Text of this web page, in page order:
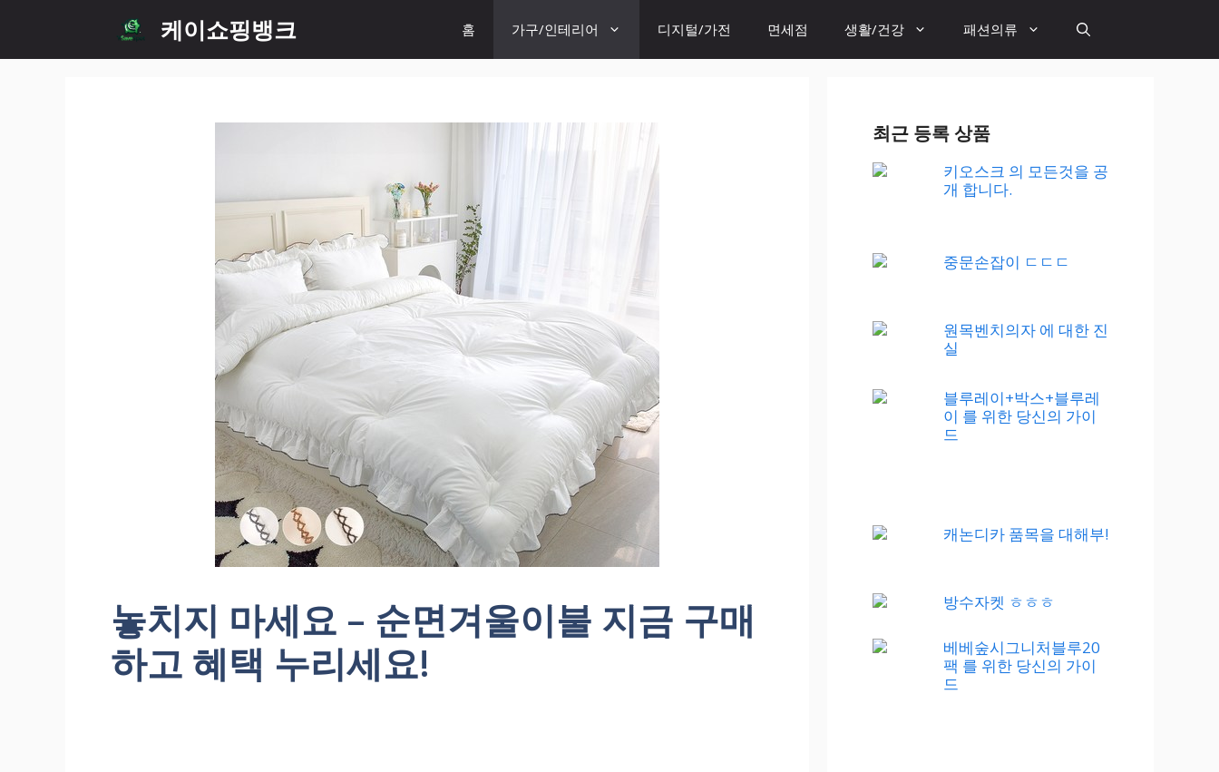
content
케이쇼핑뱅크 홈 가구/인테리어 디지털/가전 면세점 생활/건강 패션의류
놓치지 마세요 – 순면겨울이불 지금 구매
하고 혜택 누리세요!
최근 등록 상품
키오스크 의 모든것을 공
개 합니다.
중문손잡이 ㄷㄷㄷ
원목벤치의자 에 대한 진
실
블루레이+박스+블루레
이 를 위한 당신의 가이
드
캐논디카 품목을 대해부!
방수자켓 ㅎㅎㅎ
베베숲시그니처블루20
팩 를 위한 당신의 가이
드